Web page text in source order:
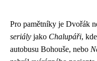
Pro pamětníky je Dvořák
seriály jako Chalupáři,
autobusu Bohouše, nebo